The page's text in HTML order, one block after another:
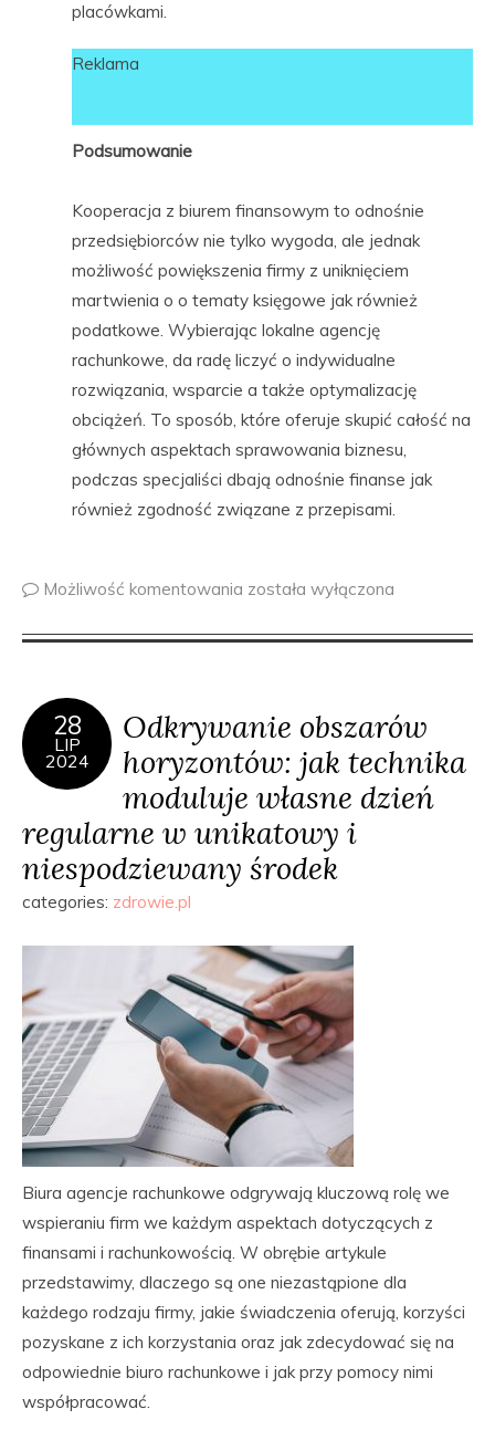
placówkami.
Reklama
Podsumowanie
Kooperacja z biurem finansowym to odnośnie
przedsiębiorców nie tylko wygoda, ale jednak
możliwość powiększenia firmy z uniknięciem
martwienia o o tematy księgowe jak również
podatkowe. Wybierając lokalne agencję
rachunkowe, da radę liczyć o indywidualne
rozwiązania, wsparcie a także optymalizację
obciążeń. To sposób, które oferuje skupić całość na
głównych aspektach sprawowania biznesu,
podczas specjaliści dbają odnośnie finanse jak
również zgodność związane z przepisami.
Możliwość komentowania została wyłączona
28
LIP
2024
Odkrywanie obszarów
horyzontów: jak technika
moduluje własne dzień
regularne w unikatowy i
niespodziewany środek
categories: zdrowie.pl
Biura agencje rachunkowe odgrywają kluczową rolę we
wspieraniu firm we każdym aspektach dotyczących z
finansami i rachunkowością. W obrębie artykule
przedstawimy, dlaczego są one niezastąpione dla
każdego rodzaju firmy, jakie świadczenia oferują, korzyści
pozyskane z ich korzystania oraz jak zdecydować się na
odpowiednie biuro rachunkowe i jak przy pomocy nimi
współpracować.